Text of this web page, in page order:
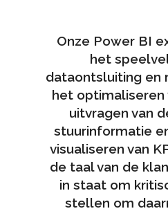
Onze Power BI
het
dataontsluiting en
het optimaliseren
uitvragen van
stuurinformatie
visualiseren van
de taal van de
in staat om
stellen om